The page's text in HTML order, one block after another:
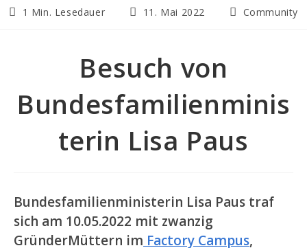
Lesedauer:
1 Min. Lesedauer
Beitrag
11. Mai 2022
Beitrags-
Community
Besuch von
Bundesfamilienminis
terin Lisa Paus
Bundesfamilienministerin Lisa Paus traf
sich am 10.05.2022 mit zwanzig
GründerMüttern im Factory Campus,